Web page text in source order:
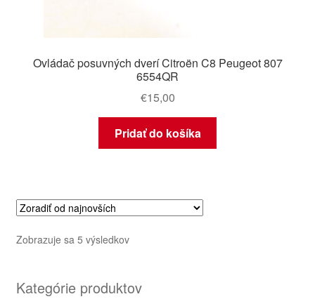
Ovládač posuvných dverí Citroën C8 Peugeot 807
6554QR
€15,00
Pridať do košíka
Zobrazuje sa 5 výsledkovZoradené
Kategórie produktov